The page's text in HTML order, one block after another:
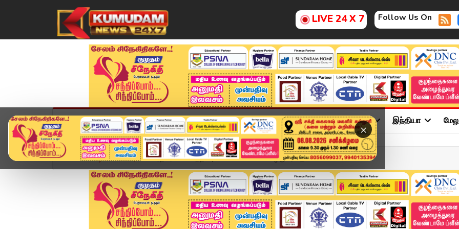
LIVE 24 X 7 Follow Us On
×
முகப்பு விளையாட்டு அண்மை தமிழ்நாடு சினிமா அரசியல் விளையாட்டு இந்தியா
Home வீடியோ ஸ்டோரி பிரதமர் உடன் சந்திப்பு? செங்கோட்டையன் ஒருவரி பத...